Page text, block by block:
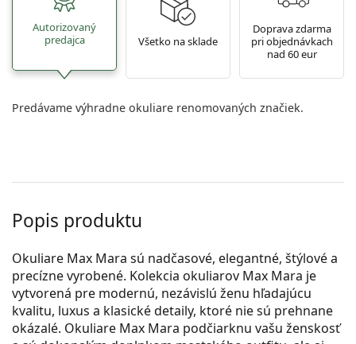
Autorizovaný
predajca
Všetko na sklade
Doprava zdarma
pri objednávkach
nad 60 eur
Predávame výhradne okuliare renomovaných značiek.
Popis produktu
Okuliare Max Mara sú nadčasové, elegantné, štýlové a
precízne vyrobené. Kolekcia okuliarov Max Mara je
vytvorená pre modernú, nezávislú ženu hľadajúcu
kvalitu, luxus a klasické detaily, ktoré nie sú prehnane
okázalé. Okuliare Max Mara podčiarknu vašu ženskosť